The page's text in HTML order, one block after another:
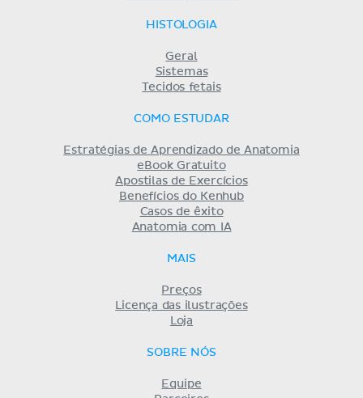
HISTOLOGIA
Geral
Sistemas
Tecidos fetais
COMO ESTUDAR
Estratégias de Aprendizado de Anatomia
eBook Gratuito
Apostilas de Exercícios
Benefícios do Kenhub
Casos de êxito
Anatomia com IA
MAIS
Preços
Licença das ilustrações
Loja
SOBRE NÓS
Equipe